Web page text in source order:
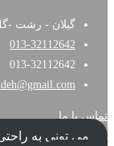
گیلان - رشت -
013-32112642
013-32112642
تماس با ما
می تونی به